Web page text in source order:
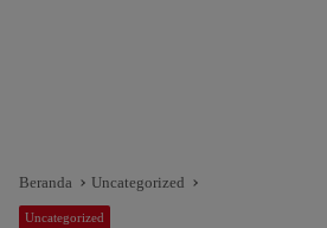
Beranda Uncategorized
Uncategorized